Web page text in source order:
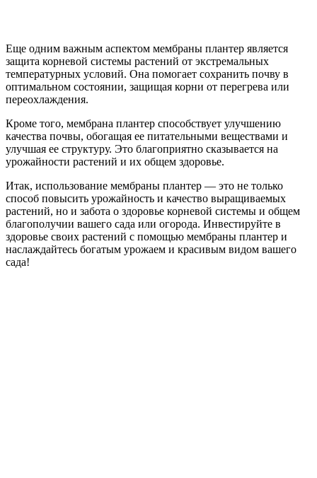
Еще одним важным аспектом мембраны плантер является
защита корневой системы растений от экстремальных
температурных условий. Она помогает сохранить почву в
оптимальном состоянии, защищая корни от перегрева или
переохлаждения.
Кроме того, мембрана плантер способствует улучшению
качества почвы, обогащая ее питательными веществами и
улучшая ее структуру. Это благоприятно сказывается на
урожайности растений и их общем здоровье.
Итак, использование мембраны плантер — это не только
способ повысить урожайность и качество выращиваемых
растений, но и забота о здоровье корневой системы и общем
благополучии вашего сада или огорода. Инвестируйте в
здоровье своих растений с помощью мембраны плантер и
наслаждайтесь богатым урожаем и красивым видом вашего
сада!